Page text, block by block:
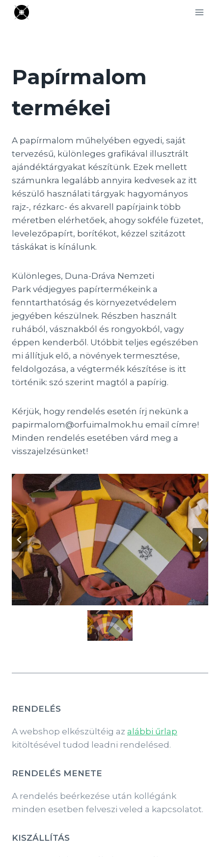
Skip
Papírmalom
termékei
A papírmalom műhelyében egyedi, saját
tervezésű, különleges grafikával illusztrált
ajándéktárgyakat készítünk. Ezek mellett
számunkra legalább annyira kedvesek az itt
készülő használati tárgyak: hagyományos
rajz-, rézkarc- és akvarell papírjaink több
méretben elérhetőek, ahogy sokféle füzetet,
levelezőpapírt, borítékot, kézzel szitázott
táskákat is kínálunk.
Különleges, Duna-Dráva Nemzeti
Park védjegyes papírtermékeink a
fenntarthatóság és környezetvédelem
jegyében készülnek. Részben használt
ruhából, vásznakból és rongyokból, vagy
éppen kenderből. Utóbbit teljes egészében
mi állítjuk elő, a növények termesztése,
feldolgozása, a végtermék készítése is itt
történik: szó szerint magtól a papírig.
Kérjük, hogy rendelés esetén írj nekünk a
papirmalom@orfuimalmok.hu email címre!
Minden rendelés esetében várd meg a
visszajelzésünket!
RENDELÉS
A webshop elkészültéig az alábbi űrlap
kitöltésével tudod leadni rendelésed.
RENDELÉS MENETE
A rendelés beérkezése után kollégánk
minden esetben felveszi veled a kapcsolatot.
KISZÁLLÍTÁS